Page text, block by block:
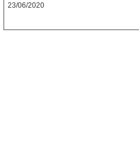
23/06/2020